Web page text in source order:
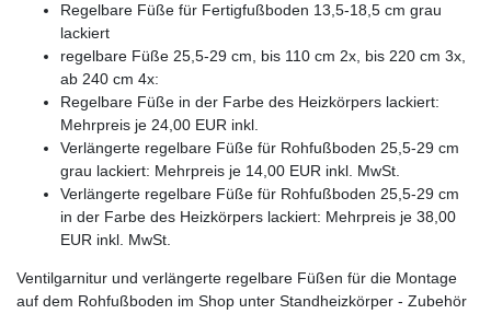
Regelbare Füße für Fertigfußboden 13,5-18,5 cm grau
lackiert
regelbare Füße 25,5-29 cm, bis 110 cm 2x, bis 220 cm 3x,
ab 240 cm 4x:
Regelbare Füße in der Farbe des Heizkörpers lackiert:
Mehrpreis je 24,00 EUR inkl.
Verlängerte regelbare Füße für Rohfußboden 25,5-29 cm
grau lackiert: Mehrpreis je 14,00 EUR inkl. MwSt.
Verlängerte regelbare Füße für Rohfußboden 25,5-29 cm
in der Farbe des Heizkörpers lackiert: Mehrpreis je 38,00
EUR inkl. MwSt.
Ventilgarnitur und verlängerte regelbare Füßen für die Montage
auf dem Rohfußboden im Shop unter Standheizkörper - Zubehör